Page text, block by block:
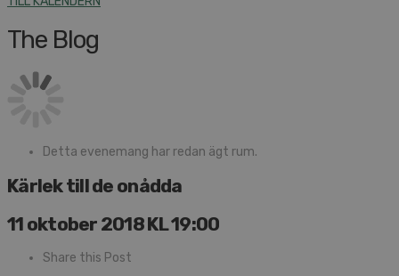
The Blog
Detta evenemang har redan ägt rum.
Kärlek till de onådda
11 oktober 2018 KL 19:00
Share this Post